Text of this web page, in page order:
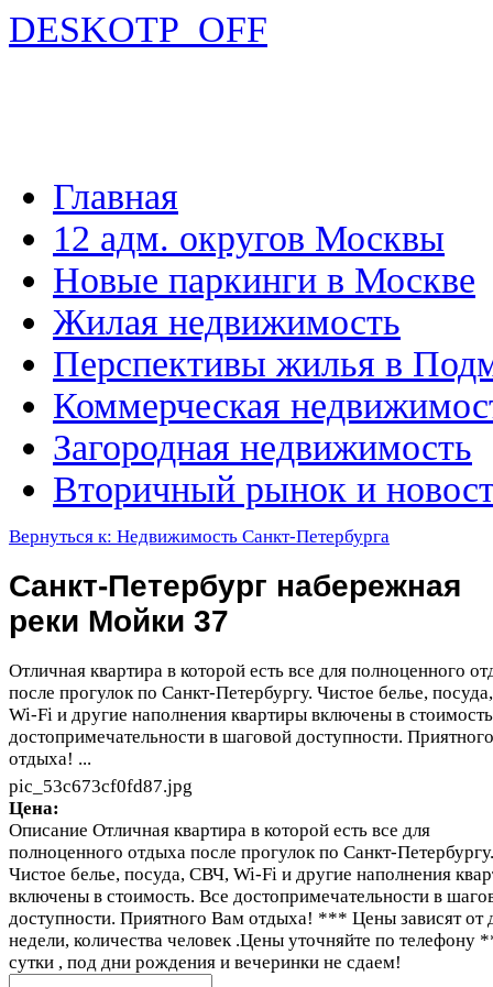
DESKOTP_OFF
Главная
12 адм. округов Москвы
Новые паркинги в Москве
Жилая недвижимость
Перспективы жилья в
Коммерческая
Загородная недвижимость
Вторичный рынок и
Вернуться к: Недвижимость Санкт-Петербурга
Санкт-Петербург набережная
реки Мойки 37
Отличная квартира в которой есть все для полноценного
после прогулок по Санкт-Петербургу. Чистое белье,
Wi-Fi и другие наполнения квартиры включены в
достопримечательности в шаговой доступности.
отдыха! ...
pic_53c673cf0fd87.jpg
Цена:
Описание Отличная квартира в которой есть все для
полноценного отдыха после прогулок по Санкт-Петербургу.
Чистое белье, посуда, СВЧ, Wi-Fi и другие наполнения
включены в стоимость. Все достопримечательности в
доступности. Приятного Вам отдыха! *** Цены зависят от
недели, количества человек .Цены уточняйте по телефону
сутки , под дни рождения и вечеринки не сдаем!